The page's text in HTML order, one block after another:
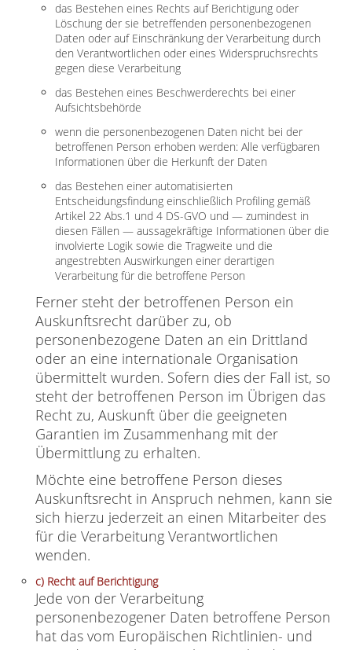
das Bestehen eines Rechts auf Berichtigung oder
Löschung der sie betreffenden personenbezogenen
Daten oder auf Einschränkung der Verarbeitung durch
den Verantwortlichen oder eines Widerspruchsrechts
gegen diese Verarbeitung
das Bestehen eines Beschwerderechts bei einer
Aufsichtsbehörde
wenn die personenbezogenen Daten nicht bei der
betroffenen Person erhoben werden: Alle verfügbaren
Informationen über die Herkunft der Daten
das Bestehen einer automatisierten
Entscheidungsfindung einschließlich Profiling gemäß
Artikel 22 Abs.1 und 4 DS-GVO und — zumindest in
diesen Fällen — aussagekräftige Informationen über die
involvierte Logik sowie die Tragweite und die
angestrebten Auswirkungen einer derartigen
Verarbeitung für die betroffene Person
Ferner steht der betroffenen Person ein
Auskunftsrecht darüber zu, ob
personenbezogene Daten an ein Drittland
oder an eine internationale Organisation
übermittelt wurden. Sofern dies der Fall ist, so
steht der betroffenen Person im Übrigen das
Recht zu, Auskunft über die geeigneten
Garantien im Zusammenhang mit der
Übermittlung zu erhalten.
Möchte eine betroffene Person dieses
Auskunftsrecht in Anspruch nehmen, kann sie
sich hierzu jederzeit an einen Mitarbeiter des
für die Verarbeitung Verantwortlichen
wenden.
c) Recht auf Berichtigung
Jede von der Verarbeitung
personenbezogener Daten betroffene Person
hat das vom Europäischen Richtlinien- und